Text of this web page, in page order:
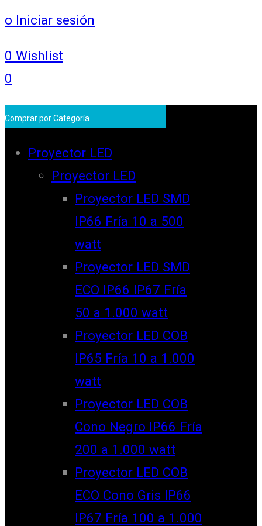
o Iniciar sesión
0 Wishlist
0
Comprar por Categoría
Proyector LED
Proyector LED
Proyector LED SMD
IP66 Fría 10 a 500
watt
Proyector LED SMD
ECO IP66 IP67 Fría
50 a 1.000 watt
Proyector LED COB
IP65 Fría 10 a 1.000
watt
Proyector LED COB
Cono Negro IP66 Fría
200 a 1.000 watt
Proyector LED COB
ECO Cono Gris IP66
IP67 Fría 100 a 1.000